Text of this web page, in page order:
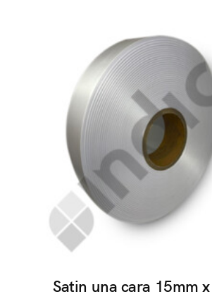
Satin una cara 15mm